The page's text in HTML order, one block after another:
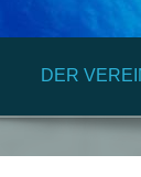
DER